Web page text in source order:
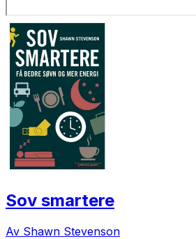
Sov smartere
Av Shawn Stevenson